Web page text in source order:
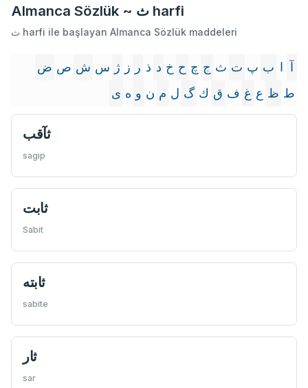
Almanca Sözlük ~ ث harfi
ث harfi ile başlayan Almanca Sözlük maddeleri
آ ا ب پ ت ث ج چ ح خ د ذ ر ز ژ س ش ص ض
ط ظ ع غ ف ق ك گ ل م ن و ه ى
ثآقب
sagıp
ثابت
Sabit
ثابته
sabite
ثار
sar